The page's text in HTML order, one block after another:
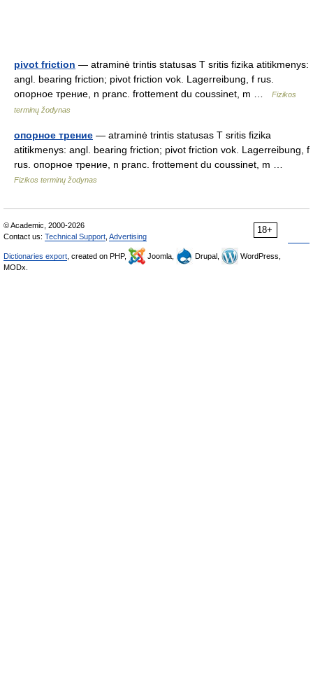
pivot friction — atraminė trintis statusas T sritis fizika atitikmenys:
angl. bearing friction; pivot friction vok. Lagerreibung, f rus.
опорное трение, n pranc. frottement du coussinet, m …
Fizikos
terminų žodynas
опорное трение — atraminė trintis statusas T sritis fizika
atitikmenys: angl. bearing friction; pivot friction vok. Lagerreibung, f
rus. опорное трение, n pranc. frottement du coussinet, m …
Fizikos terminų žodynas
18+
© Academic, 2000-2026
Contact us: Technical Support Advertising
Dictionaries export , created on PHP, Joomla, Drupal,
WordPress,
MODx.